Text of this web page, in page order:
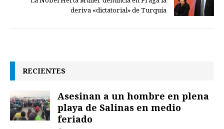
deriva «dictatorial» de Turquía
RECIENTES
Asesinan a un hombre en plena
playa de Salinas en medio
feriado